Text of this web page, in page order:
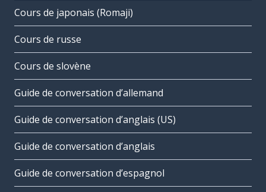
Cours de japonais (Romaji)
Cours de russe
Cours de slovène
Guide de conversation d’allemand
Guide de conversation d’anglais (US)
Guide de conversation d’anglais
Guide de conversation d’espagnol